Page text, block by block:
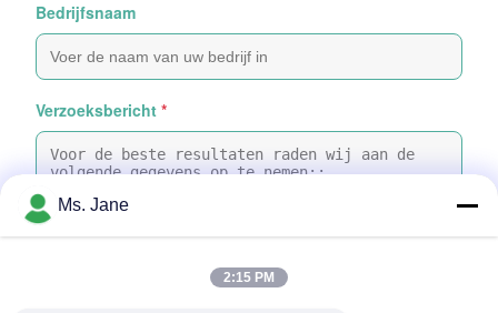
Bedrijfsnaam
Verzoeksbericht *
Ms. Jane
2:15 PM